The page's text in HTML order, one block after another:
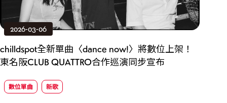
2026-03-06
chilldspot全新單曲〈dance now!〉將數位上架！
東名阪CLUB QUATTRO合作巡演同步宣布
數位單曲 新歌